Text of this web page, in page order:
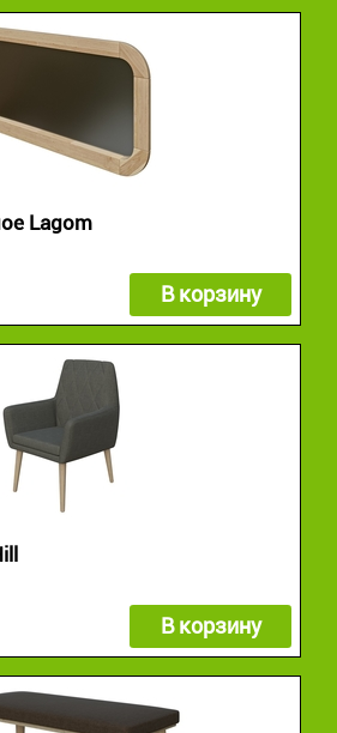
Lagom
В корзину
В корзину